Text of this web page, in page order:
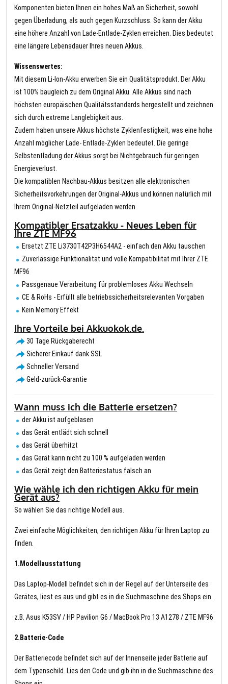
Komponenten bieten Ihnen ein hohes Maß an Sicherheit, sowohl
gegen Überladung, als auch gegen Kurzschluss. So kann der Akku
eine höhere Anzahl von Lade-Entlade-Zyklen erreichen. Dies bedeutet
eine längere Lebensdauer Ihres neuen Akkus.
Wissenswertes:
Mit diesem Li-Ion-Akku erwerben Sie ein Qualitätsprodukt. Der Akku
ist 100% baugleich zu dem Original Akku. Alle Akkus sind nach
höchsten europäischen Qualitätsstandards hergestellt und zeichnen
sich durch extreme Langlebigkeit aus.
Zudem haben unsere Akkus höchste Zyklenfestigkeit, was eine hohe
Anzahl möglicher Lade- Entlade-Zyklen bedeutet. Die geringe
Selbstentladung der Akkus sorgt bei Nichtgebrauch für geringen
Energieverlust.
Die kompatiblen Nachbau-Akkus besitzen alle elektronischen
Sicherheitsvorkehrungen der Original-Akkus und können natürlich mit
Ihrem Original-Netzteil aufgeladen werden.
Kompatibler Ersatzakku - Neues Leben für
Ihre ZTE MF96
Ersetzt ZTE Li3730T42P3H6544A2 - einfach den Akku tauschen
Zuverlässige Funktionalität und volle Kompatibilität mit Ihrer ZTE
MF96
Passgenaue Verarbeitung für problemloses Akku Wechseln
CE & RoHs - Erfüllt alle betriebssicherheitsrelevanten Vorgaben
Kein Memory Effekt
Ihre Vorteile bei Akkuokok.de.
30 Tage Rückgaberecht
Sicherer Einkauf dank SSL
Schneller Versand
Geld-zurück-Garantie
Wann muss ich die Batterie ersetzen?
der Akku ist aufgeblasen
das Gerät entlädt sich schnell
das Gerät überhitzt
das Gerät kann nicht zu 100 % aufgeladen werden
das Gerät zeigt den Batteriestatus falsch an
Wie wähle ich den richtigen Akku für mein
Gerät aus?
So wählen Sie das richtige Modell aus.
Zwei einfache Möglichkeiten, den richtigen Akku für Ihren Laptop zu
finden.
1.Modellausstattung
Das Laptop-Modell befindet sich in der Regel auf der Unterseite des
Gerätes, liest es aus und gibt es in die Suchmaschine des Shops ein.
z.B. Asus K53SV / HP Pavilion G6 / MacBook Pro 13 A1278 / ZTE MF96
2.Batterie-Code
Der Batteriecode befindet sich auf der Innenseite jeder Batterie auf
dem Typenschild. Lies den Code und gib ihn in die Suchmaschine des